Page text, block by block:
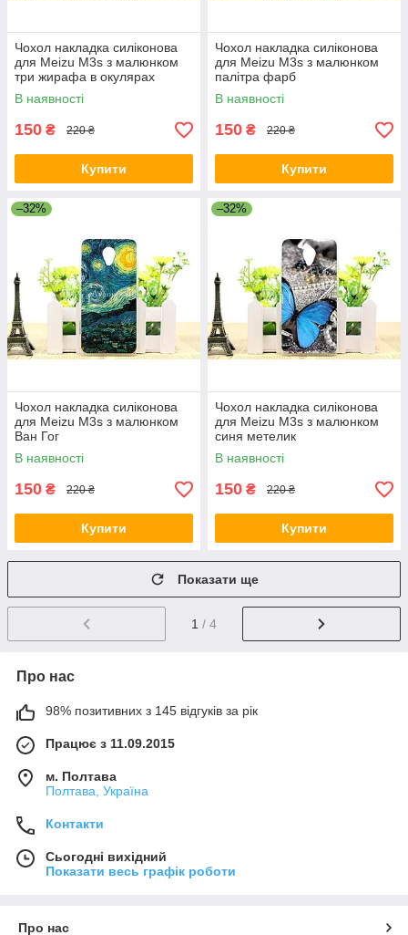
Чохол накладка силіконова
для Meizu M3s з малюнком
три жирафа в окулярах
В наявності
150 ₴ 220 ₴
Купити
Чохол накладка силіконова
для Meizu M3s з малюнком
палітра фарб
В наявності
150 ₴ 220 ₴
Купити
–32%
Чохол накладка силіконова
для Meizu M3s з малюнком
Ван Гог
В наявності
150 ₴ 220 ₴
Купити
–32%
Чохол накладка силіконова
для Meizu M3s з малюнком
синя метелик
В наявності
150 ₴ 220 ₴
Купити
Показати ще
1 / 4
Про нас
98% позитивних з 145 відгуків за рік
Працює з 11.09.2015
м. Полтава
Полтава, Україна
Контакти
Сьогодні вихідний
Показати весь графік роботи
Про нас